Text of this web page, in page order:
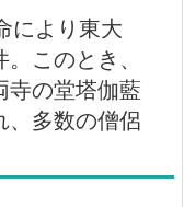
により東大
このとき、
寺の堂塔伽藍
、多数の僧侶